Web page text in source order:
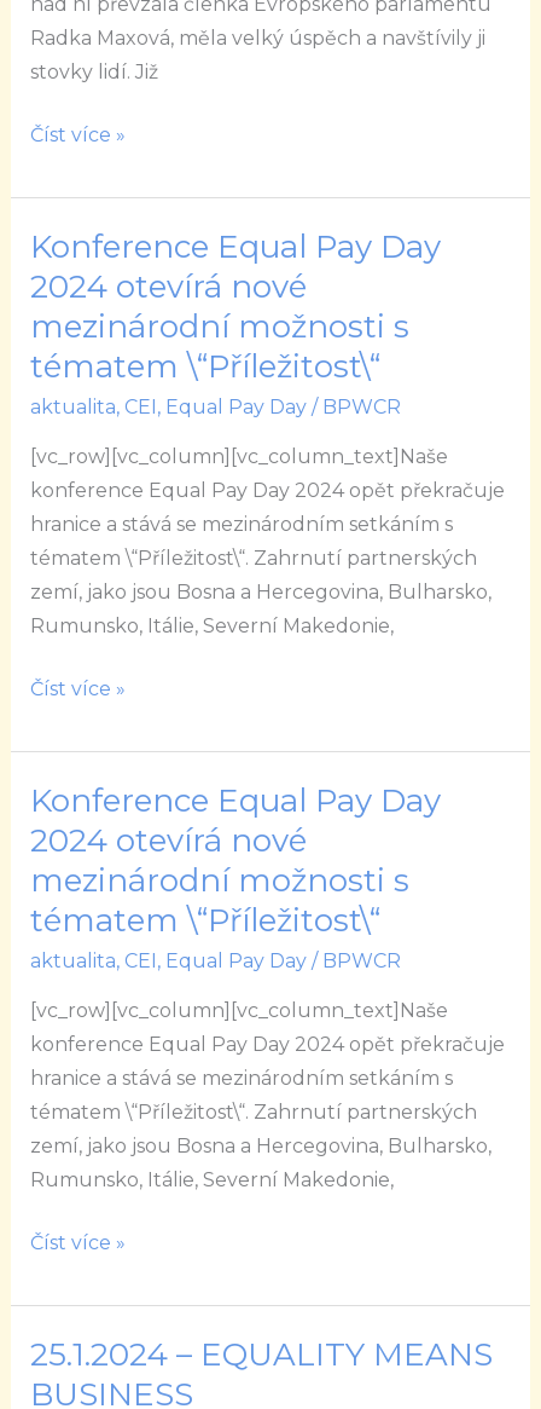
Radka Maxová, měla velký úspěch a navštívily ji
stovky lidí. Již
mezi
nejlepšími
roku
Číst více »
Konference Equal Pay Day
2024 otevírá nové
mezinárodní možnosti s
tématem \“Příležitost\“
aktualita, CEI, Equal Pay Day/ BPWCR
[vc_row][vc_column][vc_column_text]Naše
konference Equal Pay Day 2024 opět překračuje
hranice a stává se mezinárodním setkáním s
tématem \“Příležitost\“. Zahrnutí partnerských
zemí, jako jsou Bosna a Hercegovina, Bulharsko,
Rumunsko, Itálie, Severní Makedonie,
Konference
Equal
Day
2024
otevírá
nové
mezinárodní
možnosti
s
tématem
\“Příležitost\“
Číst více »
Konference Equal Pay Day
2024 otevírá nové
mezinárodní možnosti s
tématem \“Příležitost\“
aktualita, CEI, Equal Pay Day/ BPWCR
[vc_row][vc_column][vc_column_text]Naše
konference Equal Pay Day 2024 opět překračuje
hranice a stává se mezinárodním setkáním s
tématem \“Příležitost\“. Zahrnutí partnerských
zemí, jako jsou Bosna a Hercegovina, Bulharsko,
Rumunsko, Itálie, Severní Makedonie,
Konference
Equal
Day
2024
otevírá
nové
mezinárodní
možnosti
s
tématem
\“Příležitost\“
Číst více »
25.1.2024 – EQUALITY MEANS
BUSINESS
25.1.2024
–